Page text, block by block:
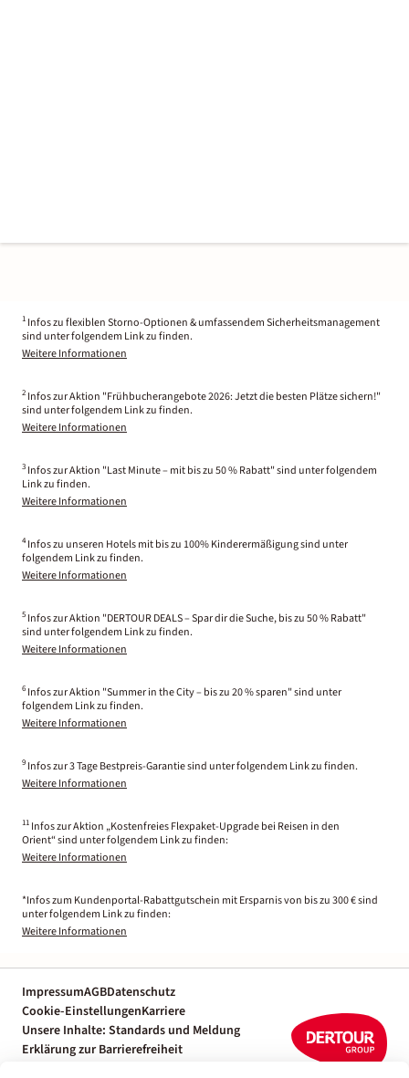
1 Infos zu flexiblen Storno-Optionen & umfassendem Sicherheitsmanagement
sind unter folgendem Link zu finden.
Weitere Informationen
2 Infos zur Aktion "Frühbucherangebote 2026: Jetzt die besten Plätze sichern!"
sind unter folgendem Link zu finden.
Weitere Informationen
3 Infos zur Aktion "Last Minute – mit bis zu 50 % Rabatt" sind unter folgendem
Link zu finden.
Weitere Informationen
4 Infos zu unseren Hotels mit bis zu 100% Kinderermäßigung sind unter
folgendem Link zu finden.
Weitere Informationen
5 Infos zur Aktion "DERTOUR DEALS – Spar dir die Suche, bis zu 50 % Rabatt"
sind unter folgendem Link zu finden.
Weitere Informationen
6 Infos zur Aktion "Summer in the City – bis zu 20 % sparen" sind unter
folgendem Link zu finden.
Weitere Informationen
9 Infos zur 3 Tage Bestpreis-Garantie sind unter folgendem Link zu finden.
Weitere Informationen
11 Infos zur Aktion „Kostenfreies Flexpaket-Upgrade bei Reisen in den
Orient“ sind unter folgendem Link zu finden:
Weitere Informationen
*Infos zum Kundenportal-Rabattgutschein mit Ersparnis von bis zu 300 € sind
unter folgendem Link zu finden:
Weitere Informationen
ImpressumAGBDatenschutz
Cookie-EinstellungenKarriere
Unsere Inhalte: Standards und Meldung
Erklärung zur Barrierefreiheit